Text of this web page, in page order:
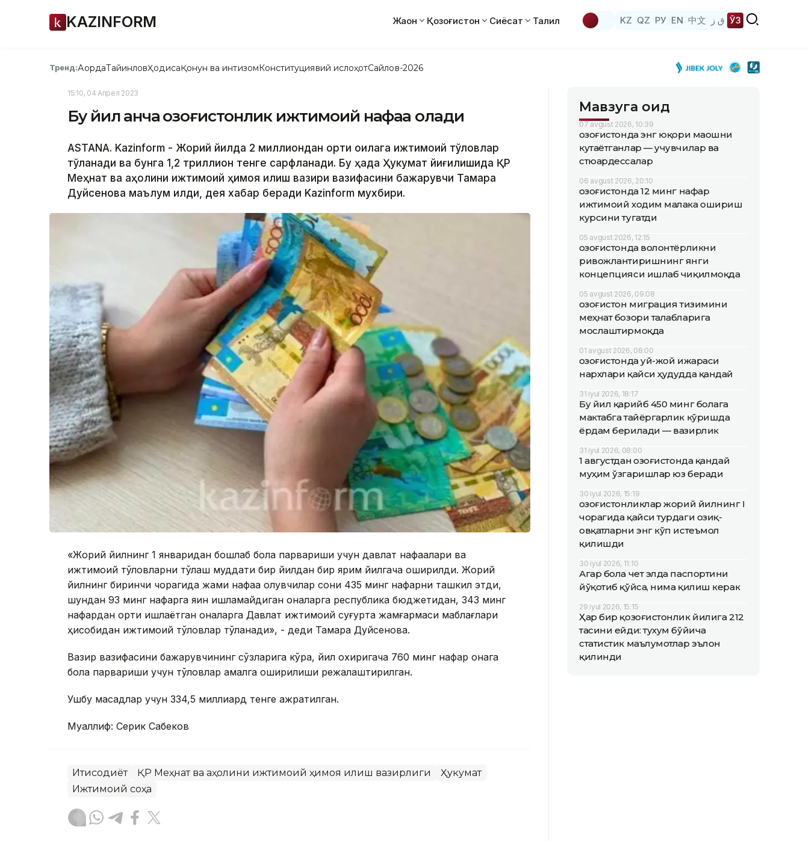
KAZINFORM Жаҳон Қозоғистон Сиёсат Таҳлил KZ QZ РУ EN 中文 ق ز ЎЗ
Тренд:АқордаТайинловҲодисаҚонун ва интизомКонституциявий ислоҳотСайлов-2026
15:10, 04 Апрел 2023
Бу йил қанча қозоғистонлик ижтимоий нафақа олади
ASTANA. Kazinform - Жорий йилда 2 миллиондан ортиқ оилага ижтимоий тўловлар
тўланади ва бунга 1,2 триллион тенге сарфланади. Бу ҳақда Ҳукумат йиғилишида ҚР
Меҳнат ва аҳолини ижтимоий ҳимоя қилиш вазири вазифасини бажарувчи Тамара
Дуйсенова маълум қилди, дея хабар беради Kazinform мухбири.
«Жорий йилнинг 1 январидан бошлаб бола парвариши учун давлат нафақалари ва
ижтимоий тўловларни тўлаш муддати бир йилдан бир ярим йилгача оширилди. Жорий
йилнинг биринчи чорагида жами нафақа олувчилар сони 435 минг нафарни ташкил этди,
шундан 93 минг нафарга яқин ишламайдиган оналарга республика бюджетидан, 343 минг
нафардан ортиқ ишлаётган оналарга Давлат ижтимоий суғурта жамғармаси маблағлари
ҳисобидан ижтимоий тўловлар тўланади», - деди Тамара Дуйсенова.
Вазир вазифасини бажарувчининг сўзларига кўра, йил охиригача 760 минг нафар онага
бола парвариши учун тўловлар амалга оширилиши режалаштирилган.
Ушбу мақсадлар учун 334,5 миллиард тенге ажратилган.
Муаллиф: Серик Сабеков
Иқтисодиёт ҚР Меҳнат ва аҳолини ижтимоий ҳимоя қилиш вазирлиги
Ҳукумат
Ижтимоий соҳа
Мавзуга оид
07 avgust 2026, 10:39
Қозоғистонда энг юқори маошни
кутаётганлар — учувчилар ва
стюардессалар
06 avgust 2026, 20:10
Қозоғистонда 12 минг нафар
ижтимоий ходим малака ошириш
курсини тугатди
05 avgust 2026, 12:15
Қозоғистонда волонтёрликни
ривожлантиришнинг янги
концепцияси ишлаб чиқилмоқда
05 avgust 2026, 09:08
Қозоғистон миграция тизимини
меҳнат бозори талабларига
мослаштирмоқда
01 avgust 2026, 08:00
Қозоғистонда уй-жой ижараси
нархлари қайси ҳудудда қандай
31 iyul 2026, 18:17
Бу йил қарийб 450 минг болага
мактабга тайёргарлик кўришда
ёрдам берилади — вазирлик
31 iyul 2026, 08:00
1 августдан Қозоғистонда қандай
муҳим ўзгаришлар юз беради
30 iyul 2026, 15:19
Қозоғистонликлар жорий йилнинг I
чорагида қайси турдаги озиқ-
овқатларни энг кўп истеъмол
қилишди
30 iyul 2026, 11:10
Агар бола чет элда паспортини
йўқотиб қўйса, нима қилиш керак
29 iyul 2026, 15:15
Ҳар бир қозоғистонлик йилига 212
тасини ейди: тухум бўйича
статистик маълумотлар эълон
қилинди